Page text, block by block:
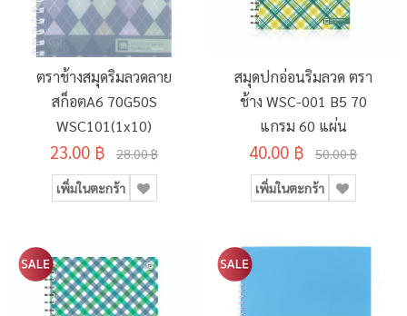
ตราช้างสมุดริมลวดลาย
สก็อตA6 70G50S
WSC101(1x10)
23.00 ฿ 28.00 ฿
เพิ่มในตะกร้า
สมุดปกอ่อนริมลวด ตรา
ช้าง WSC-001 B5 70
แกรม 60 แผ่น
40.00 ฿ 50.00 ฿
เพิ่มในตะกร้า